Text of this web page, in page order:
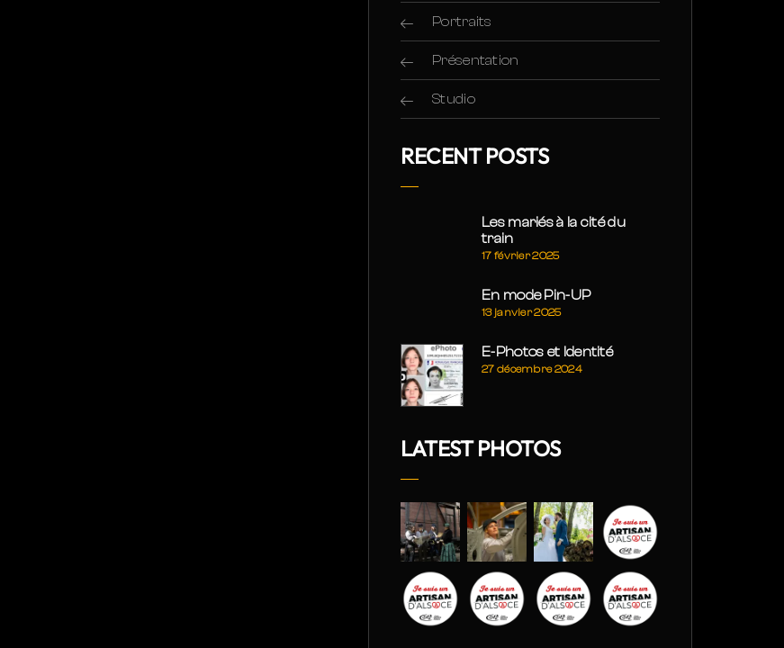
Portraits
Présentation
Studio
RECENT POSTS
Les mariés à la cité du
train
17 février 2025
En mode Pin-UP
13 janvier 2025
E-Photos et Identité
27 décembre 2024
LATEST PHOTOS